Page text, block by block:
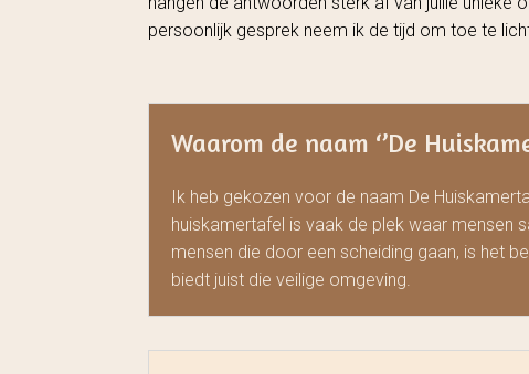
persoonlijk gesprek neem ik de tijd om toe te
Waarom de naam ‘’De
Ik heb gekozen voor de naam De
huiskamertafel is vaak de plek waar
mensen die door een scheiding gaan, is het
biedt juist die veilige omgeving.